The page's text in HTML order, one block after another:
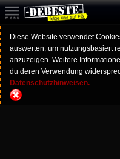
Diese Website verwendet
auswerten, um nutzungsbasiert
anzuzeigen. Weitere
du deren Verwendung
Datenschutzhinweisen.